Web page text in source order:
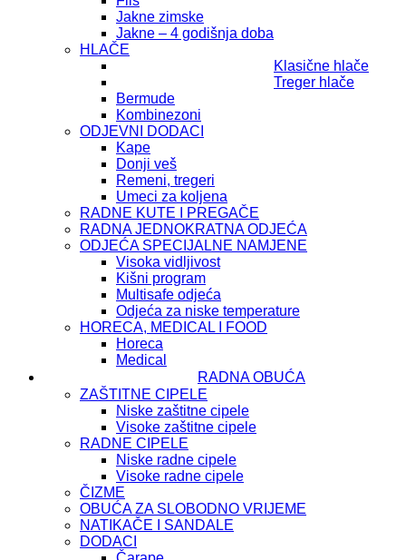
Jakne zimske
Jakne – 4 godišnja doba
HLAČE
Klasične hlače
Treger hlače
Bermude
Kombinezoni
ODJEVNI DODACI
Kape
Donji veš
Remeni, tregeri
Umeci za koljena
RADNE KUTE I PREGAČE
RADNA JEDNOKRATNA ODJEĆA
ODJEĆA SPECIJALNE NAMJENE
Visoka vidljivost
Kišni program
Multisafe odjeća
Odjeća za niske temperature
HORECA, MEDICAL I FOOD
Horeca
Medical
RADNA OBUĆA
ZAŠTITNE CIPELE
Niske zaštitne cipele
Visoke zaštitne cipele
RADNE CIPELE
Niske radne cipele
Visoke radne cipele
ČIZME
OBUĆA ZA SLOBODNO VRIJEME
NATIKAČE I SANDALE
DODACI